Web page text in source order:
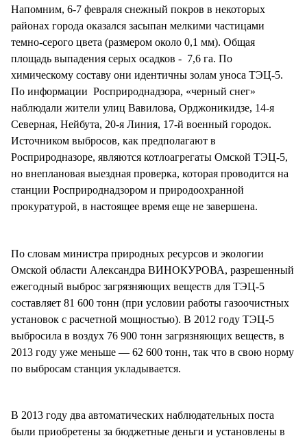
Напомним, 6-7 февраля снежный покров в некоторых
районах города оказался засыпан мелкими частицами
темно-серого цвета (размером около 0,1 мм). Общая
площадь выпадения серых осадков - 7,6 га. По
химическому составу они идентичны золам уноса ТЭЦ-5.
По информации Росприроднадзора, «черный снег»
наблюдали жители улиц Вавилова, Орджоникидзе, 14-я
Северная, Нейбута, 20-я Линия, 17-й военный городок.
Источником выбросов, как предполагают в
Росприродназоре, являются котлоагрегаты Омской ТЭЦ-5,
но внеплановая выездная проверка, которая проводится на
станции Росприроднадзором и природоохранной
прокуратурой, в настоящее время еще не завершена.
По словам министра природных ресурсов и экологии
Омской области Александра ВИНОКУРОВА, разрешенный
ежегодный выброс загрязняющих веществ для ТЭЦ-5
составляет 81 600 тонн (при условии работы газоочистных
установок с расчетной мощностью). В 2012 году ТЭЦ-5
выбросила в воздух 76 900 тонн загрязняющих веществ, в
2013 году уже меньше — 62 600 тонн, так что в свою норму
по выбросам станция укладывается.
В 2013 году два автоматических наблюдательных поста
были приобретены за бюджетные деньги и установлены в